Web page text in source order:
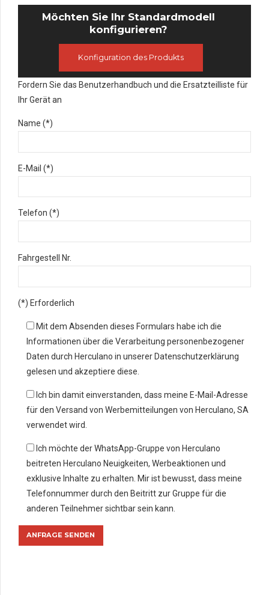
Möchten Sie Ihr Standardmodell
konfigurieren?
Konfiguration des Produkts
Fordern Sie das Benutzerhandbuch und die Ersatzteilliste für
Ihr Gerät an
Name (*)
E-Mail (*)
Telefon (*)
Fahrgestell Nr.
(*) Erforderlich
Mit dem Absenden dieses Formulars habe ich die
Informationen über die Verarbeitung personenbezogener
Daten durch Herculano in unserer Datenschutzerklärung
gelesen und akzeptiere diese.
Ich bin damit einverstanden, dass meine E-Mail-Adresse
für den Versand von Werbemitteilungen von Herculano, SA
verwendet wird.
Ich möchte der WhatsApp-Gruppe von Herculano
beitreten Herculano Neuigkeiten, Werbeaktionen und
exklusive Inhalte zu erhalten. Mir ist bewusst, dass meine
Telefonnummer durch den Beitritt zur Gruppe für die
anderen Teilnehmer sichtbar sein kann.